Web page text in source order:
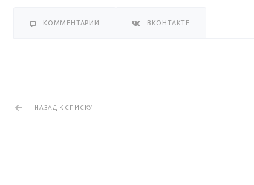
КОММЕНТАРИИ ВКОНТАКТЕ
НАЗАД К СПИСКУ